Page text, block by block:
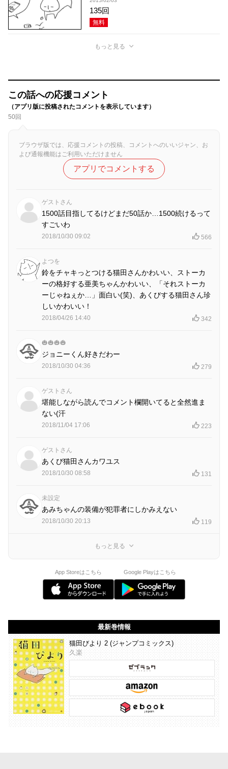
135回
無料
もっと見る
この話への応援コメント
（アプリ版に投稿されたコメントを表示しています）
50回
ブラウザ版では、応援コメントの投稿、コメントへのいいジャン、お
よび通報機能はご利用いただけません
アプリでコメントする
ゲストさん
1500話目指してるけどまだ50話か…1500続けるって
すごいわ
2018/10/30 09:02 566
よつを
鈴をチャキっとつける猫田さんかわいい、ストーカ
ーの格好する亜美ちゃんかわいい、「それストーカ
ーじゃねぇか…」面白い(笑)、あくびする猫田さん珍
しいかわいい！
2018/04/26 14:40 342
🎃🎃🎃🎃
ジョニーくん好きだわー
2018/10/30 04:36 279
ゲストさん
堪能しながら読んでコメント欄開いてると全然進ま
ない(汗
2018/11/04 17:06 223
ゲストさん
あくび猫田さんカワユス
2018/10/30 08:58 131
未設定
あみちゃんの装備が犯罪者にしかみえない
2018/10/30 20:13 119
もっと見る
App Storeはこちら Google Playはこちら
最新巻情報
猫田びより 2 (ジャンプコミックス)
久楽